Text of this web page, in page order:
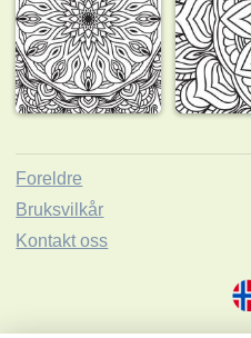
Foreldre
Bruksvilkår
Kontakt oss